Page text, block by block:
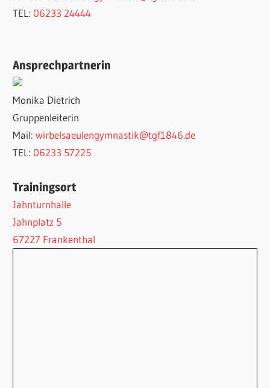
TEL: 06233 24444
Ansprechpartnerin
Monika Dietrich
Gruppenleiterin
Mail:wirbelsaeulengymnastik@tgf1846.de
TEL: 06233 57225
Trainingsort
Jahnturnhalle
Jahnplatz 5
67227 Frankenthal